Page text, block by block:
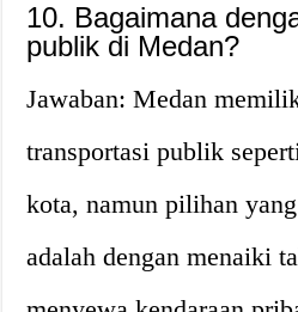
10. Bagaimana
publik di Medan?
Jawaban: Medan
transportasi publik
kota, namun pilihan
adalah dengan menaiki